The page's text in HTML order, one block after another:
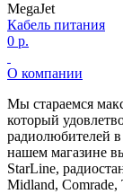
MegaJet
Кабель питания
0 р.
О компании
Мы стараемся
который
радиолюбителей в
нашем магазине
StarLine,
Midland, Comrade,